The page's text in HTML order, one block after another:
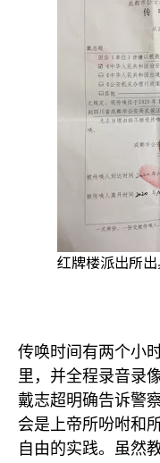
红牌楼派出所出
传唤时间有两个小
里，并全程录音录
戴志超明确告诉警
会是上帝所吩咐和
自由的实践。虽然